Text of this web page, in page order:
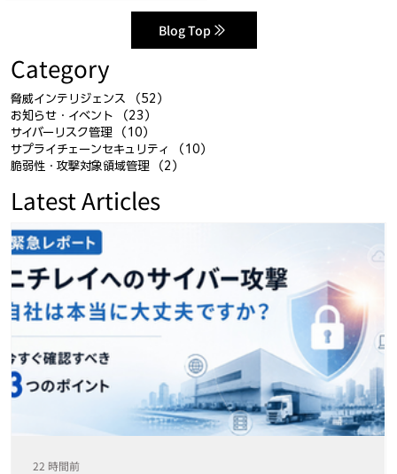
Blog Top
Category
脅威インテリジェンス （52）
お知らせ・イベント
（23）
サイバーリスク管理
（10）
サプライチェーンセキュリティ
（10）
脆弱性・攻撃対象領域管理
（2）
Latest Articles
22 時間前